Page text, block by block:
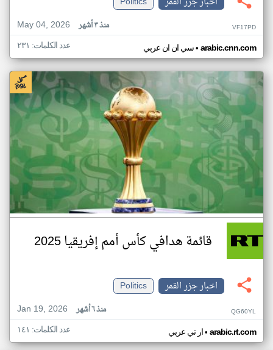
May 04, 2026
منذ ٣ أشهر VF17PD
سي ان ان عربي• arabic.cnn.com عدد الكلمات: ٢٣١
قائمة هدافي كأس أمم إفريقيا 2025
اخبار جزر القمر
Politics
Jan 19, 2026
منذ ٦ أشهر QG60YL
ار تي عربي• arabic.rt.com عدد الكلمات: ١٤١